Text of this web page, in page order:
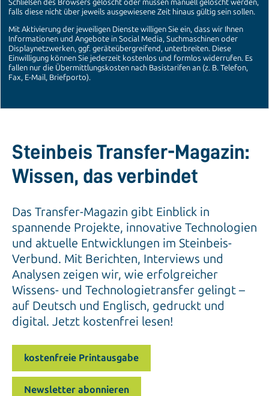
Steinbeis Transfer-Magazin:
Wissen, das verbindet
Das Transfer-Magazin gibt Einblick in
spannende Projekte, innovative Technologien
und aktuelle Entwicklungen im Steinbeis-
Verbund. Mit Berichten, Interviews und
Analysen zeigen wir, wie erfolgreicher
Wissens- und Technologietransfer gelingt –
auf Deutsch und Englisch, gedruckt und
digital. Jetzt kostenfrei lesen!
kostenfreie Printausgabe
Newsletter abonnieren